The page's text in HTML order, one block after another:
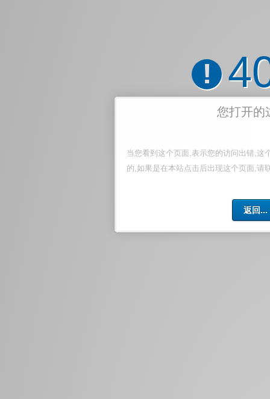
!
您打开的
当您看到这个页面,表示您的访问出错,这
的,如果是在本站点击后出现这个页面,请
返回...